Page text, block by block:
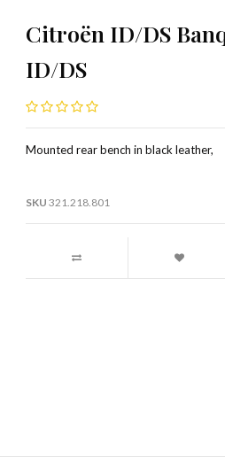
Citroën ID/DS
ID/DS
Mounted rear bench in black leather,
SKU 321.218.801